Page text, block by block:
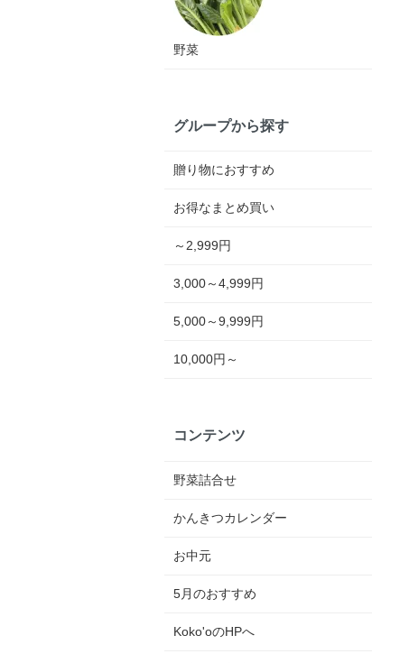
野菜
グループから探す
贈り物におすすめ
お得なまとめ買い
～2,999円
3,000～4,999円
5,000～9,999円
10,000円～
コンテンツ
野菜詰合せ
かんきつカレンダー
お中元
5月のおすすめ
Koko'oのHPへ